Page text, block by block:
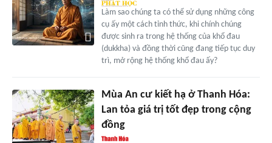
Làm sao chúng ta có thể sử dụng những công
cụ ấy một cách tỉnh thức, khi chính chúng
được sinh ra trong hệ thống của khổ đau
(dukkha) và đồng thời cũng đang tiếp tục duy
trì, mở rộng hệ thống khổ đau ấy?
Mùa An cư kiết hạ ở Thanh Hóa:
Lan tỏa giá trị tốt đẹp trong cộng
đồng